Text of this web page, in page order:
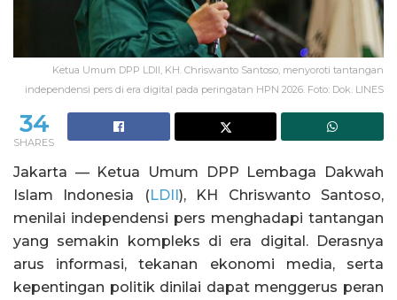
Ketua Umum DPP LDII, KH. Chriswanto Santoso, menyoroti tantangan
independensi pers di era digital pada peringatan HPN 2026. Foto: Dok. LINES
34
SHARES
Jakarta — Ketua Umum DPP Lembaga Dakwah
Islam Indonesia (LDII), KH Chriswanto Santoso,
menilai independensi pers menghadapi tantangan
yang semakin kompleks di era digital. Derasnya
arus informasi, tekanan ekonomi media, serta
kepentingan politik dinilai dapat menggerus peran